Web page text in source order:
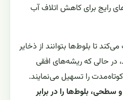
رایج برای کاهش اتلاف آب
تا بلوط‌ها بتوانند از ذخایر
در حالی که ریشه‌های افقی
را تسهیل می‌نمایند.
بلوط‌ها را در برابر